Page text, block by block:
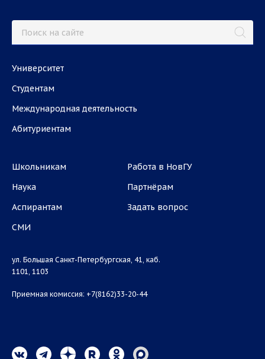
Университет
Студентам
Международная деятельность
Абитуриентам
Школьникам
Наука
Аспирантам
СМИ
Работа в НовГУ
Партнёрам
Задать вопрос
ул. Большая Санкт-Петербургская, 41, каб.
1101, 1103
Приемная комиссия: +7(8162)33-20-44